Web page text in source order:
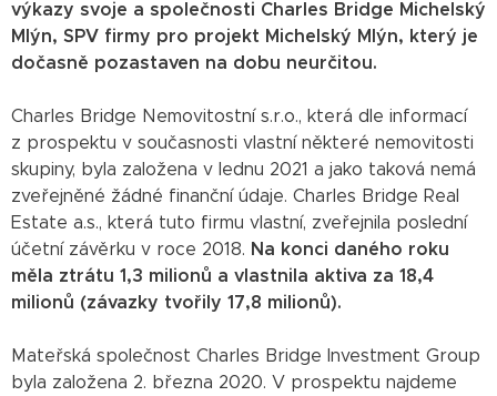
výkazy svoje a společnosti Charles Bridge Michelský
Mlýn, SPV firmy pro projekt Michelský Mlýn, který je
dočasně pozastaven na dobu neurčitou.
Charles Bridge Nemovitostní s.r.o., která dle informací
z prospektu v současnosti vlastní některé nemovitosti
skupiny, byla založena v lednu 2021 a jako taková nemá
zveřejněné žádné finanční údaje. Charles Bridge Real
Estate a.s., která tuto firmu vlastní, zveřejnila poslední
účetní závěrku v roce 2018. Na konci daného roku
měla ztrátu 1,3 milionů a vlastnila aktiva za 18,4
milionů (závazky tvořily 17,8 milionů).
Mateřská společnost Charles Bridge Investment Group
byla založena 2. března 2020. V prospektu najdeme